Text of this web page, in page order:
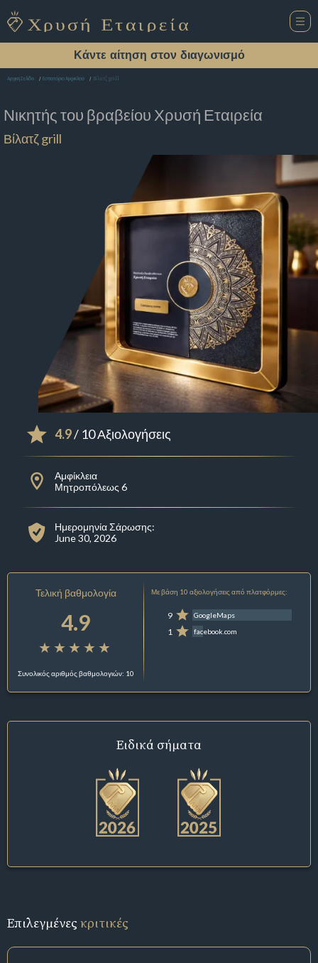
Κάντε αίτηση στον διαγωνισμό
Αρχική Σελίδα Εστιατόριο Αμφικλεια Βίλατζ grill
Νικητής του βραβείου Χρυσή Εταιρεία
Βίλατζ grill
4.9/ 10 Αξιολογήσεις
Αμφίκλεια
Μητροπόλεως 6
Ημερομηνία Σάρωσης:
June 30, 2026
Τελική βαθμολογία
4.9
Συνολικός αριθμός βαθμολογιών: 10
Με βάση 10 αξιολογήσεις από πλατφόρμες:
9 GoogleMaps
1 facebook.com
Ειδικά σήματα
Επιλεγμένεςκριτικές